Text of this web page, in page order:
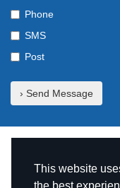
This website
the best
Phone
SMS
Post
©